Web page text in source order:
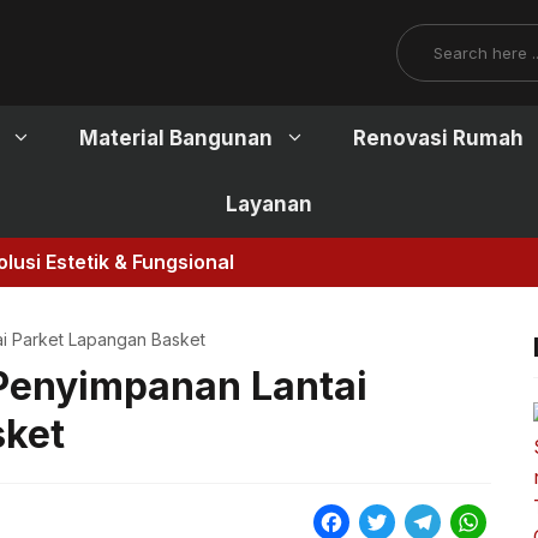
Search
Material Bangunan Renovasi Rumah
Layanan
Estetik & Fungsional
Parket Lapangan Basket
Lantai
F
T
T
W